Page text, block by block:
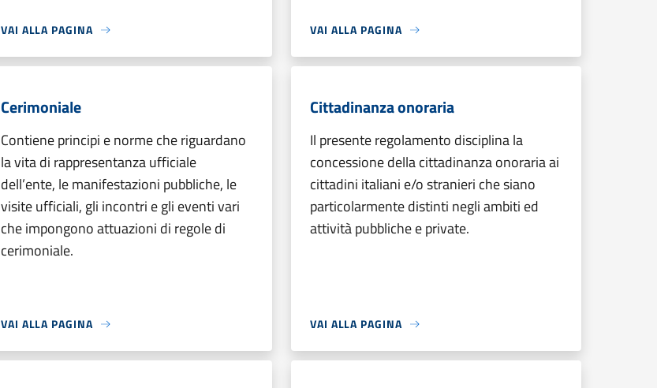
VAI ALLA PAGINA VAI ALLA PAGINA
Cerimoniale
Contiene principi e norme che riguardano
la vita di rappresentanza ufficiale
dell’ente, le manifestazioni pubbliche, le
visite ufficiali, gli incontri e gli eventi vari
che impongono attuazioni di regole di
cerimoniale.
VAI ALLA PAGINA
Cittadinanza onoraria
Il presente regolamento disciplina la
concessione della cittadinanza onoraria ai
cittadini italiani e/o stranieri che siano
particolarmente distinti negli ambiti ed
attività pubbliche e private.
VAI ALLA PAGINA